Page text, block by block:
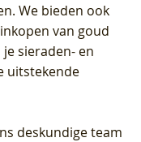
We bieden ook
van goud
sieraden- en
uitstekende
deskundige team